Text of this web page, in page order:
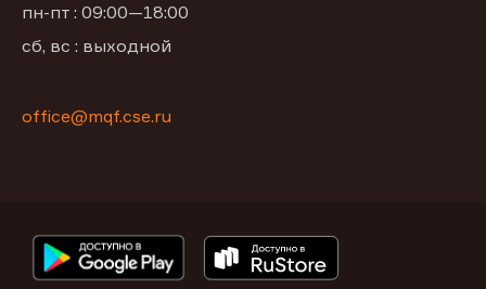
пн-пт : 09:00—18:00
сб, вс : выходной
office@mqf.cse.ru